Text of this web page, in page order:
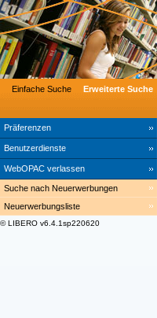
Präferenzen
Benutzerdienste
WebOPAC verlassen
Einfache Suche Erweiterte Suche
Suche nach Neuerwerbungen
Neuerwerbungsliste
© LIBERO v6.4.1sp220620